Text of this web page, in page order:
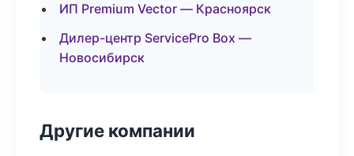
ИП Premium Vector — Красноярск
Дилер-центр ServicePro Box —
Новосибирск
Другие компании